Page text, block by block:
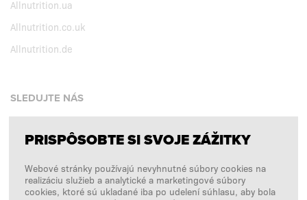
Allnutrition.ua
Allnutrition.co.uk
Allnutrition.de
SLEDUJTE NÁS
Facebook
Instagram
Copyright © 2026 SFD S. A.
PRISPÔSOBTE SI SVOJE ZÁŽITKY
Webové stránky používajú nevyhnutné súbory cookies na
realizáciu služieb a analytické a marketingové súbory
cookies, ktoré sú ukladané iba po udelení súhlasu, aby bola